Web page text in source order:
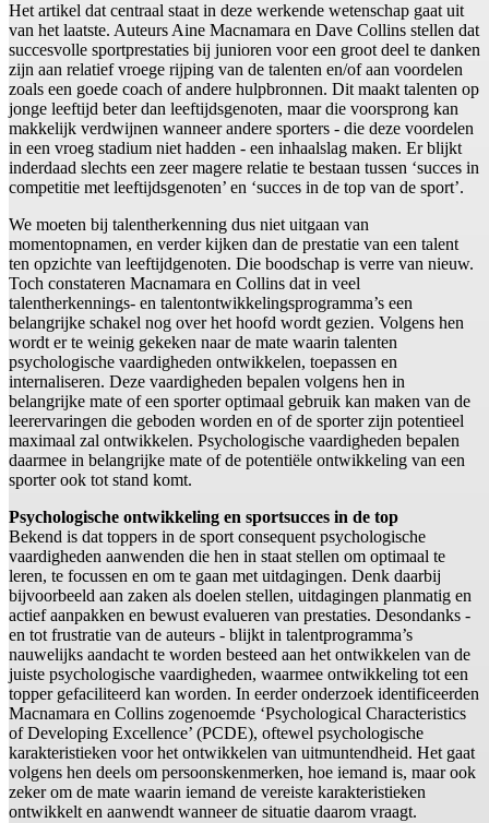
Het artikel dat centraal staat in deze werkende wetenschap gaat uit
van het laatste. Auteurs Aine Macnamara en Dave Collins stellen dat
succesvolle sportprestaties bij junioren voor een groot deel te danken
zijn aan relatief vroege rijping van de talenten en/of aan voordelen
zoals een goede coach of andere hulpbronnen. Dit maakt talenten op
jonge leeftijd beter dan leeftijdsgenoten, maar die voorsprong kan
makkelijk verdwijnen wanneer andere sporters - die deze voordelen
in een vroeg stadium niet hadden - een inhaalslag maken. Er blijkt
inderdaad slechts een zeer magere relatie te bestaan tussen ‘succes in
competitie met leeftijdsgenoten’ en ‘succes in de top van de sport’.
We moeten bij talentherkenning dus niet uitgaan van
momentopnamen, en verder kijken dan de prestatie van een talent
ten opzichte van leeftijdgenoten. Die boodschap is verre van nieuw.
Toch constateren Macnamara en Collins dat in veel
talentherkennings- en talentontwikkelingsprogramma’s een
belangrijke schakel nog over het hoofd wordt gezien. Volgens hen
wordt er te weinig gekeken naar de mate waarin talenten
psychologische vaardigheden ontwikkelen, toepassen en
internaliseren. Deze vaardigheden bepalen volgens hen in
belangrijke mate of een sporter optimaal gebruik kan maken van de
leerervaringen die geboden worden en of de sporter zijn potentieel
maximaal zal ontwikkelen. Psychologische vaardigheden bepalen
daarmee in belangrijke mate of de potentiële ontwikkeling van een
sporter ook tot stand komt.
Psychologische ontwikkeling en sportsucces in de top
Bekend is dat toppers in de sport consequent psychologische
vaardigheden aanwenden die hen in staat stellen om optimaal te
leren, te focussen en om te gaan met uitdagingen. Denk daarbij
bijvoorbeeld aan zaken als doelen stellen, uitdagingen planmatig en
actief aanpakken en bewust evalueren van prestaties. Desondanks -
en tot frustratie van de auteurs - blijkt in talentprogramma’s
nauwelijks aandacht te worden besteed aan het ontwikkelen van de
juiste psychologische vaardigheden, waarmee ontwikkeling tot een
topper gefaciliteerd kan worden. In eerder onderzoek identificeerden
Macnamara en Collins zogenoemde ‘Psychological Characteristics
of Developing Excellence’ (PCDE), oftewel psychologische
karakteristieken voor het ontwikkelen van uitmuntendheid. Het gaat
volgens hen deels om persoonskenmerken, hoe iemand is, maar ook
zeker om de mate waarin iemand de vereiste karakteristieken
ontwikkelt en aanwendt wanneer de situatie daarom vraagt.